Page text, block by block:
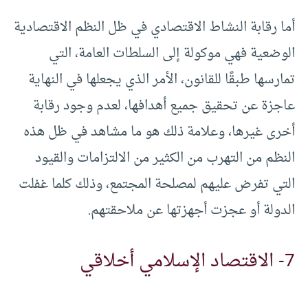
أما رقابة النشاط الاقتصادي في ظل النظم الاقتصادية
الوضعية فهي موكولة إلى السلطات العامة، التي
تمارسها طبقًا للقانون، الأمر الذي يجعلها في النهاية
عاجزة عن تحقيق جميع أهدافها، لعدم وجود رقابة
أخرى غيرها، وعلامة ذلك هو ما مشاهد في ظل هذه
النظم من التهرب من الكثير من الالتزامات والقيود
التي تفرض عليهم لمصلحة المجتمع، وذلك كلما غفلت
الدولة أو عجزت أجهزتها عن ملاحقتهم.
7- الاقتصاد الإسلامي أخلاقي